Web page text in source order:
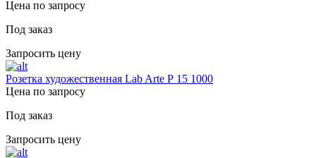
Цена по запросу
Под заказ
Запросить цену
Розетка художественная Lab Arte Р 15 1000
Цена по запросу
Под заказ
Запросить цену